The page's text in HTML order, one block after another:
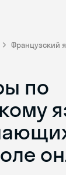
Французский
по